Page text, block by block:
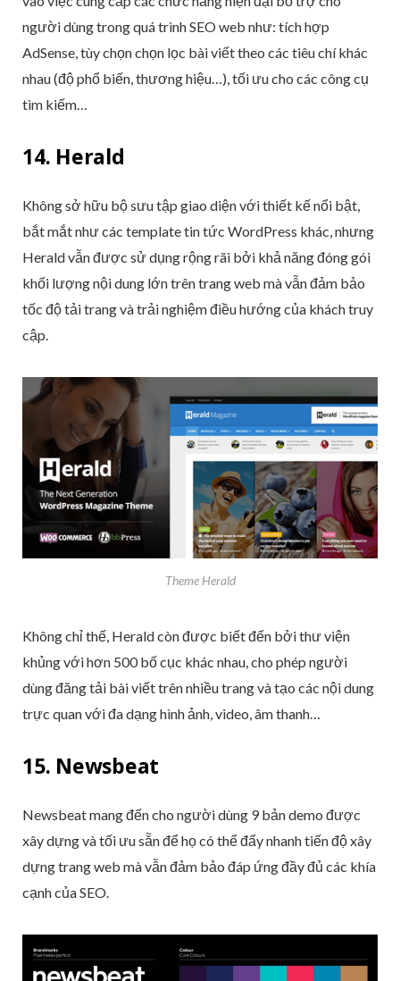
người dùng trong quá trình SEO web như: tích hợp
AdSense, tùy chọn chọn lọc bài viết theo các tiêu chí khác
nhau (độ phổ biến, thương hiệu…), tối ưu cho các công cụ
tìm kiếm…
14. Herald
Không sở hữu bộ sưu tập giao diện với thiết kế nổi bật,
bắt mắt như các template tin tức WordPress khác, nhưng
Herald vẫn được sử dụng rộng rãi bởi khả năng đóng gói
khối lượng nội dung lớn trên trang web mà vẫn đảm bảo
tốc độ tải trang và trải nghiệm điều hướng của khách truy
cập.
Theme Herald
Không chỉ thế, Herald còn được biết đến bởi thư viện
khủng với hơn 500 bố cục khác nhau, cho phép người
dùng đăng tải bài viết trên nhiều trang và tạo các nội dung
trực quan với đa dạng hình ảnh, video, âm thanh…
15. Newsbeat
Newsbeat mang đến cho người dùng 9 bản demo được
xây dựng và tối ưu sẵn để họ có thể đẩy nhanh tiến độ xây
dựng trang web mà vẫn đảm bảo đáp ứng đầy đủ các khía
cạnh của SEO.